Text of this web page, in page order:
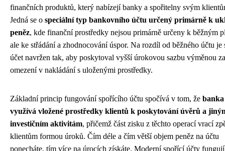
finančních produktů, který nabízejí banky a spořitelny svým
Jedná se o speciální typ bankovního účtu určený primárně k
peněz, kde finanční prostředky nejsou primárně určeny k běžným
ale ke střádání a zhodnocování úspor. Na rozdíl od běžného účtu je
účet navržen tak, aby poskytoval vyšší úrokovou sazbu výměnou
omezení v nakládání s uloženými prostředky.
Základní princip fungování spořícího účtu spočívá v tom, že banka
využívá vložené prostředky klientů k poskytování úvěrů a
investičním aktivitám, přičemž část zisku z těchto operací vrací
klientům formou úroků. Čím déle a čím větší objem peněz na účtu
ponecháte, tím více na úrocích získáte. Moderní spořící účty